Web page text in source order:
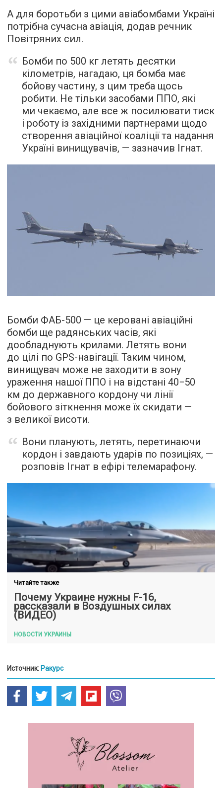
А для боротьби з цими авіабомбами Україні
потрібна сучасна авіація, додав речник
Повітряних сил.
Бомби по 500 кг летять десятки
кілометрів, нагадаю, ця бомба має
бойову частину, з цим треба щось
робити. Не тільки засобами ППО, які
ми чекаємо, але все ж посилювати тиск
і роботу із західними партнерами щодо
створення авіаційної коаліції та надання
Україні винищувачів, — зазначив Ігнат.
Бомби ФАБ-500 — це керовані авіаційні
бомби ще радянських часів, які
дообладнують крилами. Летять вони
до цілі по GPS-навігації. Таким чином,
винищувач може не заходити в зону
ураження нашої ППО і на відстані 40−50
км до державного кордону чи лінії
бойового зіткнення може їх скидати —
з великої висоти.
Вони планують, летять, перетинаючи
кордон і завдають ударів по позиціях, —
розповів Ігнат в ефірі телемарафону.
Читайте также
Почему Украине нужны F-16,
рассказали в Воздушных силах
(ВИДЕО)
НОВОСТИ УКРАИНЫ
Источник: Ракурс